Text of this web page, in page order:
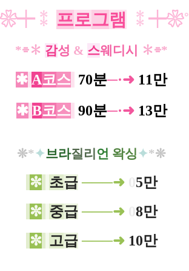
❀┿⁑ 프로그램 ⁑ ┿❀˚
*⌯✽ 감성 & 스웨디시 ✽⌯*
✱ A코스 ​70분─·➜​ 11만​
✱ B코스 ​90분─·➜​13만
❊*✦브라질리 언 왁싱✦*❊
✼ 초급 ───➜
5만
✼ 중급 ───➜
8만
✼ 고급 ───➜ 10만